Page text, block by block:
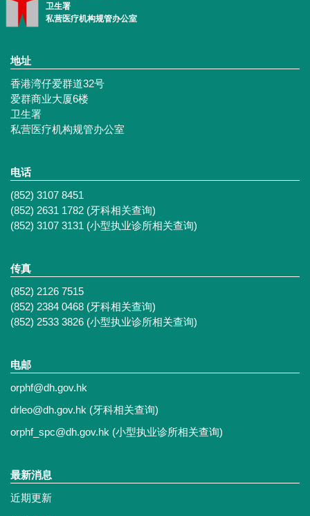
卫生署
私营医疗机构规管办公室
地址
香港湾仔爱群道32号
爱群商业大厦6楼
卫生署
私营医疗机构规管办公室
电话
(852) 3107 8451
(852) 2631 1782 (牙科相关查询)
(852) 3107 3131 (小型执业诊所相关查询)
传真
(852) 2126 7515
(852) 2384 0468 (牙科相关查询)
(852) 2533 3826 (小型执业诊所相关查询)
电邮
orphf@dh.gov.hk
drleo@dh.gov.hk (牙科相关查询)
orphf_spc@dh.gov.hk (小型执业诊所相关查询)
最新消息
近期更新